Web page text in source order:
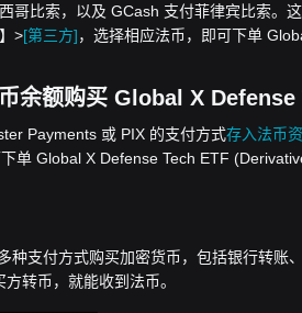
哥比索，以及 GCash 支付菲律宾比索。
>[第三方]，选择相应法币，即可下单
余额购买 Global X
Payments 或 PIX 的支付方式存入法币
单 Global X Defense Tech ETF
种支付方式购买加密货币，包括银行转
转币，就能收到法币。